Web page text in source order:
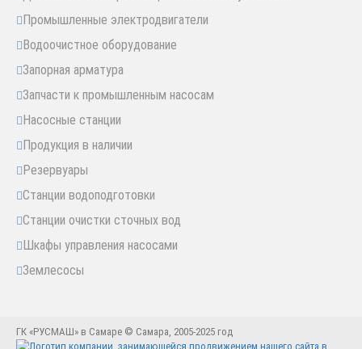
Промышленные электродвигатели
Водоочистное оборудование
Запорная арматура
Запчасти к промышленным насосам
Насосные станции
Продукция в наличии
Резервуары
Станции водоподготовки
Станции очистки сточных вод
Шкафы управления насосами
Землесосы
ГК «РУСМАШ» в Самаре © Самара, 2005-2025 год